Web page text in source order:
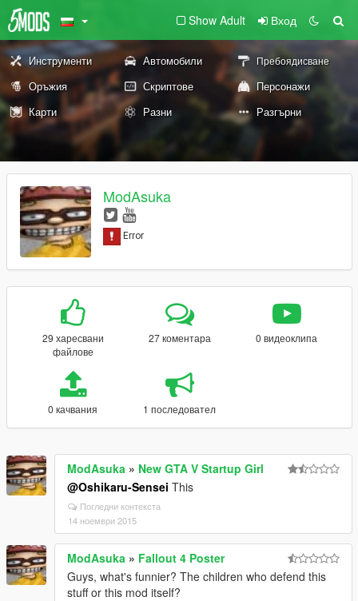
Show Adult Вход
Инструменти Автомобили Пребоядисване
Оръжия Скриптове
Персонажи
Карти
Разни Разгърни
ModAsuka
29 харесвани
файлове
27 коментара 0 видеоклипа
0 качвания 1 последовател
ModAsuka » New GTA V Startup Girl
@Oshikaru-Sensei This
Погледни контекста
14 ноември 2015
ModAsuka » Fallout 4 Poster
Guys, what's funnier? The children who defend this
stuff or this mod itself?